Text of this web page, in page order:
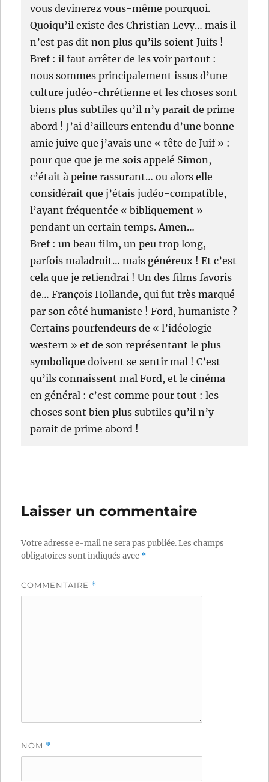
vous devinerez vous-même pourquoi.
Quoiqu’il existe des Christian Levy… mais il
n’est pas dit non plus qu’ils soient Juifs !
Bref : il faut arrêter de les voir partout :
nous sommes principalement issus d’une
culture judéo-chrétienne et les choses sont
biens plus subtiles qu’il n’y parait de prime
abord ! J’ai d’ailleurs entendu d’une bonne
amie juive que j’avais une « tête de Juif » :
pour que que je me sois appelé Simon,
c’était à peine rassurant… ou alors elle
considérait que j’étais judéo-compatible,
l’ayant fréquentée « bibliquement »
pendant un certain temps. Amen…
Bref : un beau film, un peu trop long,
parfois maladroit… mais généreux ! Et c’est
cela que je retiendrai ! Un des films favoris
de… François Hollande, qui fut très marqué
par son côté humaniste ! Ford, humaniste ?
Certains pourfendeurs de « l’idéologie
western » et de son représentant le plus
symbolique doivent se sentir mal ! C’est
qu’ils connaissent mal Ford, et le cinéma
en général : c’est comme pour tout : les
choses sont bien plus subtiles qu’il n’y
parait de prime abord !
Laisser un commentaire
Votre adresse e-mail ne sera pas publiée.Les champs
obligatoires sont indiqués avec *
COMMENTAIRE *
NOM *